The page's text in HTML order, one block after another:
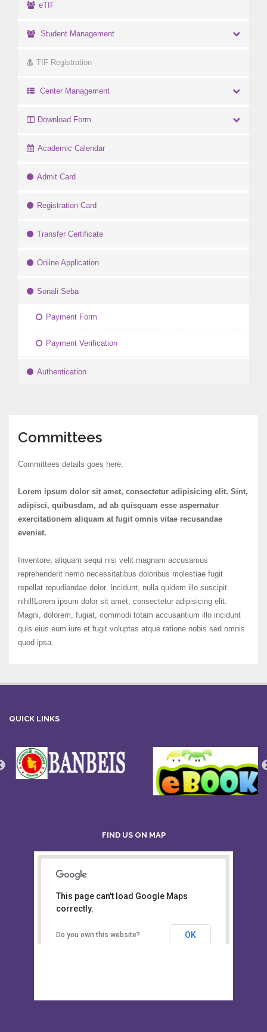
eTIF
Student Management
TIF Registration
Center Management
Download Form
Academic Calendar
Admit Card
Registration Card
Transfer Certificate
Online Application
Sonali Seba
Payment Form
Payment Verification
Authentication
Committees
Committees details goes here.
Lorem ipsum dolor sit amet, consectetur adipisicing elit. Sint,
adipisci, quibusdam, ad ab quisquam esse aspernatur
exercitationem aliquam at fugit omnis vitae recusandae
eveniet.
Inventore, aliquam sequi nisi velit magnam accusamus
reprehenderit nemo necessitatibus doloribus molestiae fugit
repellat repudiandae dolor. Incidunt, nulla quidem illo suscipit
nihil!Lorem ipsum dolor sit amet, consectetur adipisicing elit.
Magni, dolorem, fugiat, commodi totam accusantium illo incidunt
quis eius eum iure et fugit voluptas atque ratione nobis sed omnis
quod ipsa.
QUICK LINKS
FIND US ON MAP
Secondary Education, Alampur,
correctly.